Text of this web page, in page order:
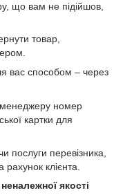
що вам не підійшов,
товар,
вас способом – через
менеджеру номер
картки для
послуги перевізника,
клієнта.
якості